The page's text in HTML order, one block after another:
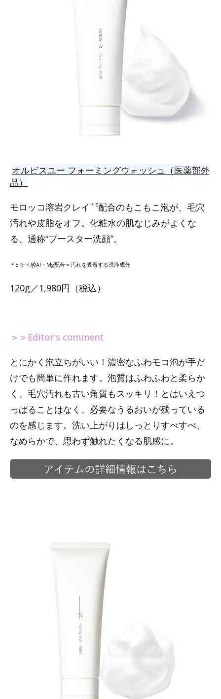
オルビスユー フォーミングウォッシュ（医薬部外
品）
モロッコ溶岩クレイ ＊5配合のもこもこ泡が、毛穴
汚れや皮脂をオフ。化粧水の肌なじみがよくな
る、通称“ブースター洗顔”。
＊5 ケイ酸Al・Mg配合＝汚れを吸着する洗浄成分
120g／1,980円（税込）
＞＞Editor's comment
とにかく泡立ちがいい！濃密なふわモコ泡が手だ
けでも簡単に作れます。泡質はふわふわと柔らか
く、毛穴汚れも古い角質もスッキリ！とはいえつ
っぱることはなく、必要なうるおいが残っている
のを感じます。洗い上がりはしっとりすべすべ、
なめらかで、思わず触れたくなる肌感に。